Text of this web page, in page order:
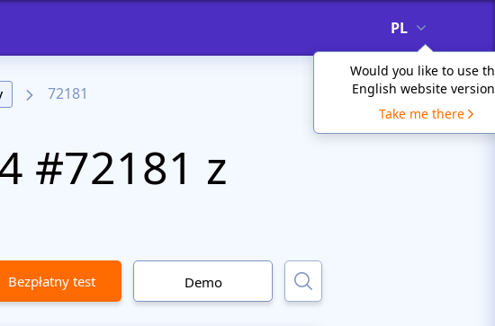
PL
Would you like to use
English website
Take me there
72181
#72181 z
Bezpłatny test Demo